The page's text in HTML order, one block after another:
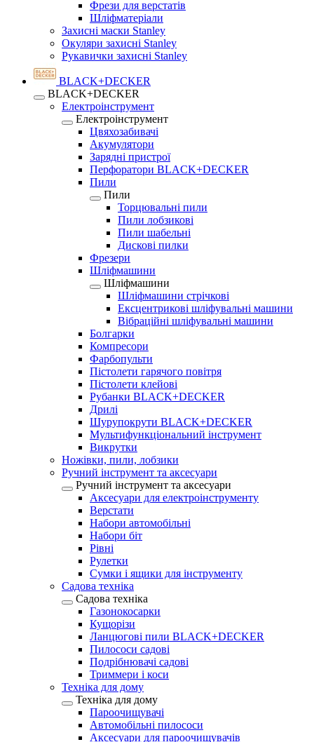
Фрези для верстатів
Шліфматеріали
Захисні маски Stanley
Окуляри захисні Stanley
Рукавички захисні Stanley
BLACK+DECKER
BLACK+DECKER
Електроінструмент
Електроінструмент
Цвяхозабивачі
Акумулятори
Зарядні пристрої
Перфоратори BLACK+DECKER
Пили
Пили
Торцювальні пили
Пили лобзикові
Пили шабельні
Дискові пилки
Фрезери
Шліфмашини
Шліфмашини
Шліфмашини стрічкові
Ексцентрикові шліфувальні машини
Вібраційні шліфувальні машини
Болгарки
Компресори
Фарбопульти
Пістолети гарячого повітря
Пістолети клейові
Рубанки BLACK+DECKER
Дрилі
Шурупокрути BLACK+DECKER
Мультифункціональний інструмент
Викрутки
Ножівки, пили, лобзики
Ручний інструмент та аксесуари
Ручний інструмент та аксесуари
Аксесуари для електроінструменту
Верстати
Набори автомобільні
Набори біт
Рівні
Рулетки
Сумки і ящики для інструменту
Садова техніка
Садова техніка
Газонокосарки
Кущорізи
Ланцюгові пили BLACK+DECKER
Пилососи садові
Подрібнювачі садові
Триммери і коси
Техніка для дому
Техніка для дому
Пароочищувачі
Автомобільні пилососи
Аксесуари для пароочищувачів